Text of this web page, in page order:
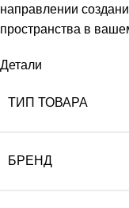
направлении
пространства в
Детали
ТИП ТОВАРА
БРЕНД